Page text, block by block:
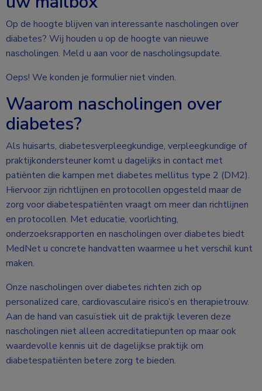
Op de hoogte blijven van interessante nascholingen over
diabetes? Wij houden u op de hoogte van nieuwe
nascholingen. Meld u aan voor de nascholingsupdate.
Oeps! We konden je formulier niet vinden.
Waarom nascholingen over
diabetes?
Als huisarts, diabetesverpleegkundige, verpleegkundige of
praktijkondersteuner komt u dagelijks in contact met
patiënten die kampen met diabetes mellitus type 2 (DM2).
Hiervoor zijn richtlijnen en protocollen opgesteld maar de
zorg voor diabetespatiënten vraagt om meer dan richtlijnen
en protocollen. Met educatie, voorlichting,
onderzoeksrapporten en nascholingen over diabetes biedt
MedNet u concrete handvatten waarmee u het verschil kunt
maken.
Onze nascholingen over diabetes richten zich op
personalized care, cardiovasculaire risico’s en therapietrouw.
Aan de hand van casuïstiek uit de praktijk leveren deze
nascholingen niet alleen accreditatiepunten op maar ook
waardevolle kennis uit de dagelijkse praktijk om
diabetespatiënten betere zorg te bieden.